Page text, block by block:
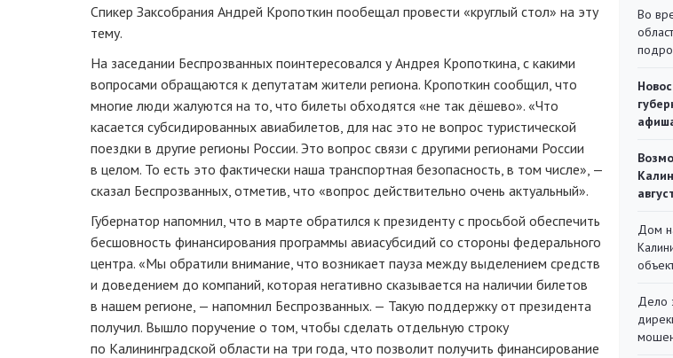
Спикер Заксобрания Андрей Кропоткин пообещал провести «круглый стол» на эту
тему.
На заседании Беспрозванных поинтересовался у Андрея Кропоткина, с какими
вопросами обращаются к депутатам жители региона. Кропоткин сообщил, что
многие люди жалуются на то, что билеты обходятся «не так дёшево». «Что
касается субсидированных авиабилетов, для нас это не вопрос туристической
поездки в другие регионы России. Это вопрос связи с другими регионами России
в целом. То есть это фактически наша транспортная безопасность, в том числе», —
сказал Беспрозванных, отметив, что «вопрос действительно очень актуальный».
Губернатор напомнил, что в марте обратился к президенту с просьбой обеспечить
бесшовность финансирования программы авиасубсидий со стороны федерального
центра. «Мы обратили внимание, что возникает пауза между выделением средств
и доведением до компаний, которая негативно сказывается на наличии билетов
в нашем регионе, — напомнил Беспрозванных. — Такую поддержку от президента
получил. Вышло поручение о том, чтобы сделать отдельную строку
по Калининградской области на три года, что позволит получить финансирование
Во
Дом
Дело